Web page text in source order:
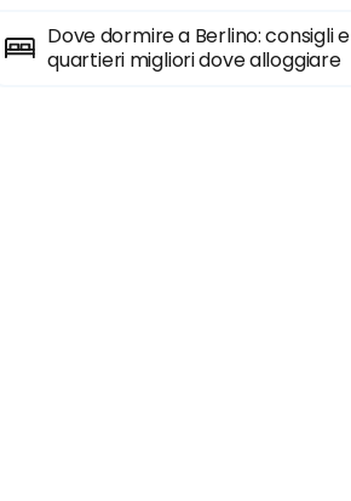
Dove dormire a Berlino: consigli e
quartieri migliori dove alloggiare